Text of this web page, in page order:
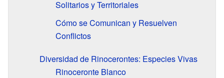
Solitarios y Territoriales
Cómo se Comunican y Resuelven
Conflictos
Diversidad de Rinocerontes: Especies Vivas
Rinoceronte Blanco